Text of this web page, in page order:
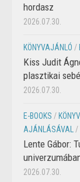
hordasz
2026.07.30.
KÖNYVAJÁNLÓ /
Kiss Judit
plasztikai
2026.07.30.
E-BOOKS /
AJÁNLÁSÁVAL
/
Lente Gábor:
2026.07.30.